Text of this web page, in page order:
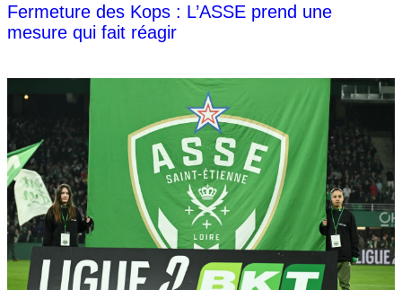
Fermeture des Kops : L’ASSE prend une
mesure qui fait réagir